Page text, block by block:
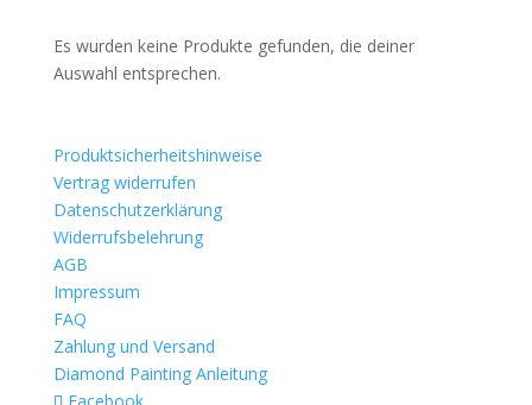
Es wurden keine Produkte gefunden, die deiner
Auswahl entsprechen.
Produktsicherheitshinweise
Vertrag widerrufen
Datenschutzerklärung
Widerrufsbelehrung
AGB
Impressum
FAQ
Zahlung und Versand
Diamond Painting Anleitung